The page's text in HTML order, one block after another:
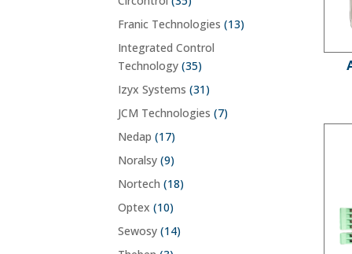
Franic Technologies (13)
Integrated Control
Technology (35)
Izyx Systems (31)
JCM Technologies (7)
Nedap (17)
Noralsy (9)
Nortech (18)
Optex (10)
Sewosy (14)